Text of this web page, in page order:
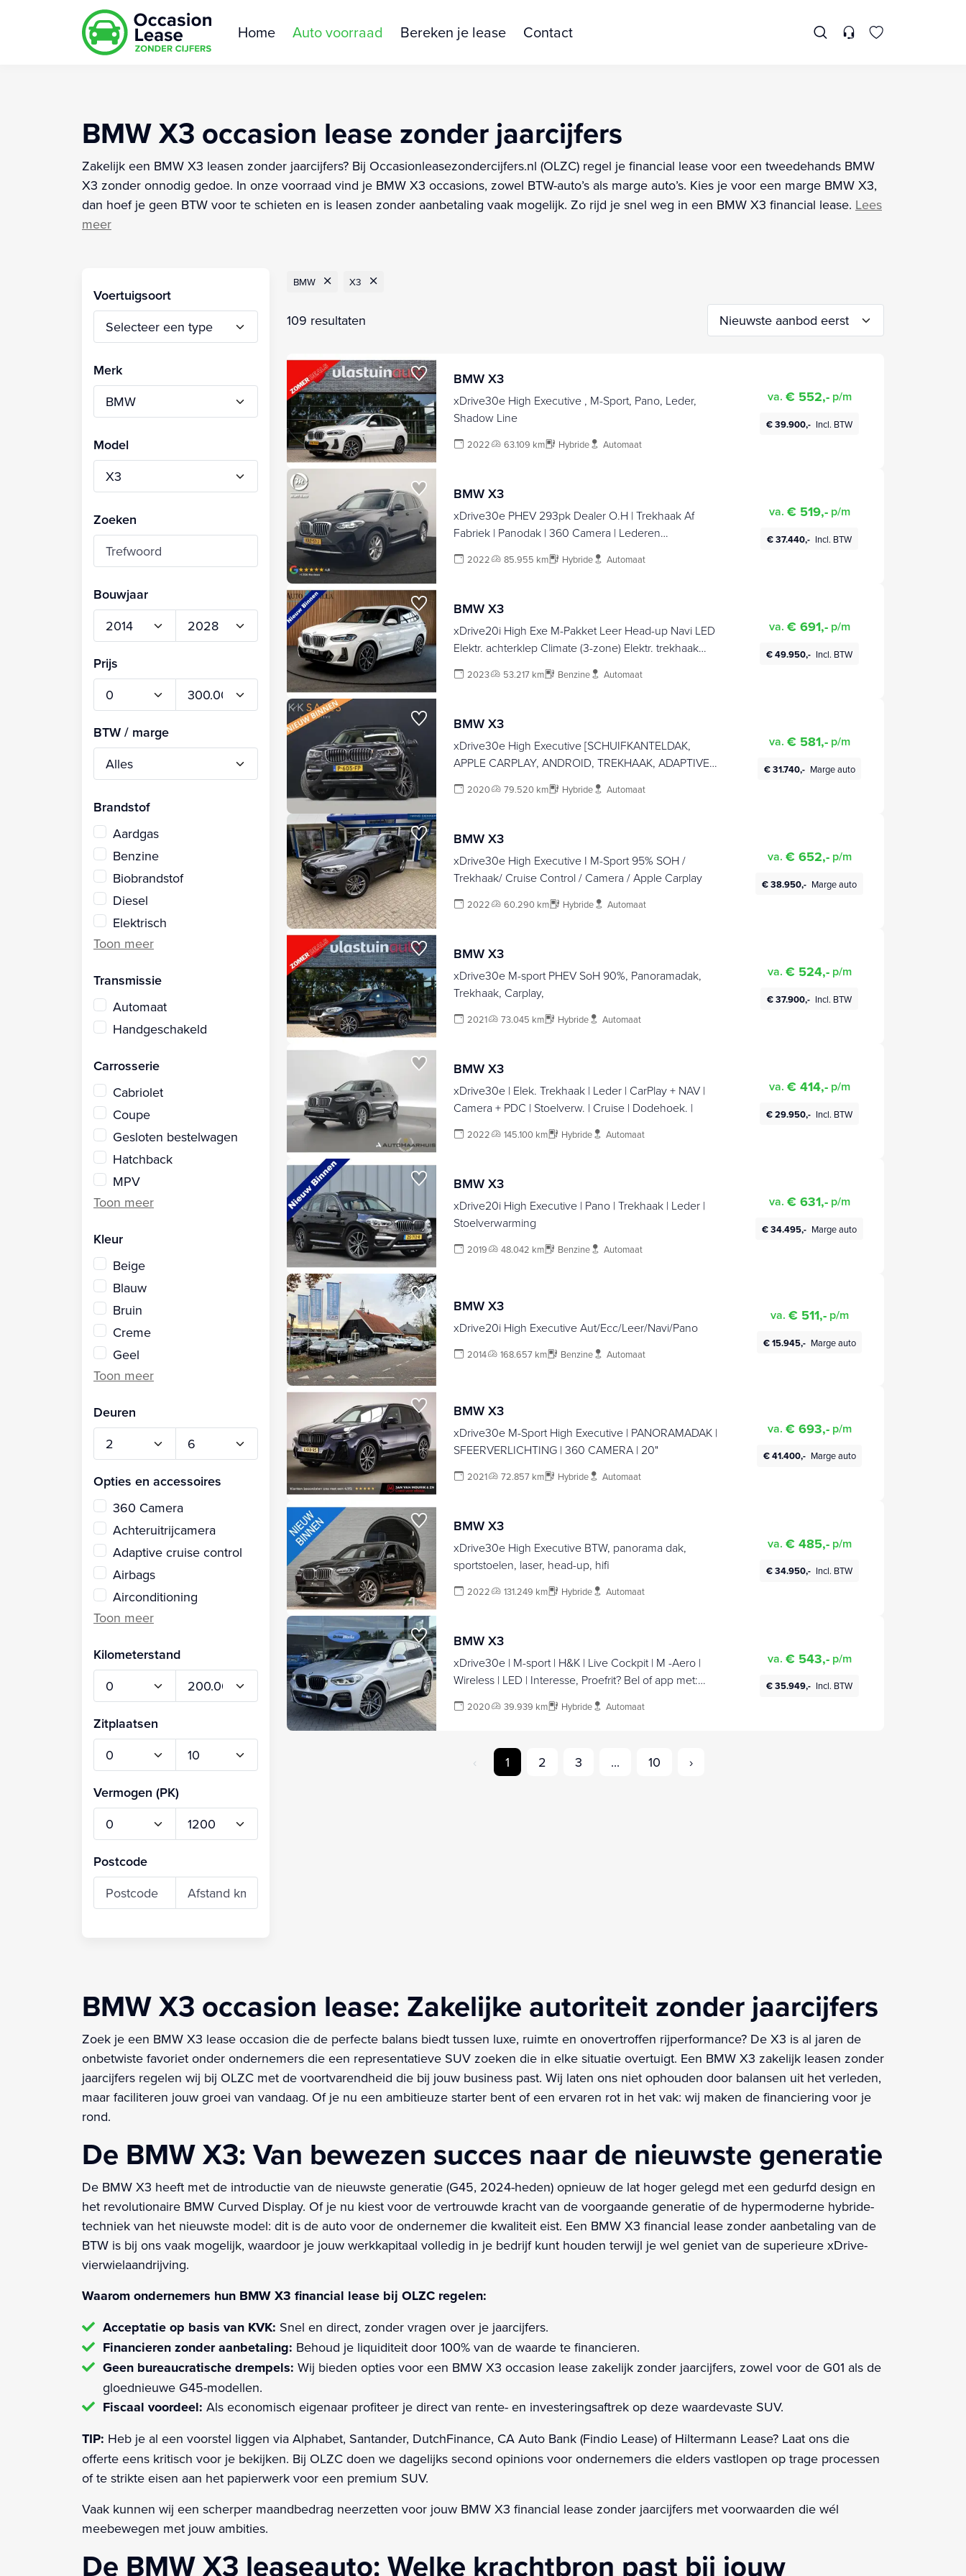
Home Auto voorraad Bereken je lease Contact
BMW X3 occasion lease zonder jaarcijfers
Zakelijk een BMW X3 leasen zonder jaarcijfers? Bij Occasionleasezondercijfers.nl (OLZC) regel je financial lease voor een tweedehands BMW
X3 zonder onnodig gedoe. In onze voorraad vind je BMW X3 occasions, zowel BTW-auto’s als marge auto’s. Kies je voor een marge BMW X3,
dan hoef je geen BTW voor te schieten en is leasen zonder aanbetaling vaak mogelijk. Zo rijd je snel weg in een BMW X3 financial lease. Lees
meer
Voertuigsoort
Merk
Model
Zoeken
Bouwjaar
Prijs
BTW / marge
Brandstof
Aardgas
Benzine
Biobrandstof
Diesel
Elektrisch
Transmissie
Automaat
Handgeschakeld
Carrosserie
Cabriolet
Coupe
Gesloten bestelwagen
Hatchback
MPV
Kleur
Beige
Blauw
Bruin
Creme
Geel
Deuren
Opties en accessoires
360 Camera
Achteruitrijcamera
Adaptive cruise control
Airbags
Airconditioning
Kilometerstand
Zitplaatsen
Vermogen (PK)
Postcode
BMW X3
109 resultaten
BMW X3
xDrive30e High Executive , M-Sport, Pano, Leder,
Shadow Line
2022 63.109 km Hybride Automaat
va. € 552,- p/m
€ 39.900,- Incl. BTW
BMW X3
xDrive30e PHEV 293pk Dealer O.H | Trekhaak Af
Fabriek | Panodak | 360 Camera | Lederen
Carplay | Virtual | Navigatie | DAB | 18"L.M | Plug In
2022 85.955 km Hybride Automaat
va. € 519,- p/m
€ 37.440,- Incl. BTW
BMW X3
xDrive20i High Exe M-Pakket Leer Head-up Navi LED
Elektr. achterklep Climate (3-zone) Elektr. trekhaak
2023 53.217 km Benzine Automaat
va. € 691,- p/m
€ 49.950,- Incl. BTW
BMW X3
xDrive30e High Executive [SCHUIFKANTELDAK,
APPLE CARPLAY, ANDROID, TREKHAAK, ADAPTIVE
DASH, ELEKTRISCHE ACHTERKLEP, GROOT
CONTROL,
2020 79.520 km Hybride Automaat
va. € 581,- p/m
€ 31.740,- Marge auto
BMW X3
xDrive30e High Executive I M-Sport 95% SOH /
Trekhaak/ Cruise Control / Camera / Apple Carplay
2022 60.290 km Hybride Automaat
va. € 652,- p/m
€ 38.950,- Marge auto
BMW X3
xDrive30e M-sport PHEV SoH 90%, Panoramadak,
Trekhaak, Carplay,
2021 73.045 km Hybride Automaat
va. € 524,- p/m
€ 37.900,- Incl. BTW
BMW X3
xDrive30e | Elek. Trekhaak | Leder | CarPlay + NAV |
Camera + PDC | Stoelverw. | Cruise | Dodehoek. |
2022 145.100 km Hybride Automaat
va. € 414,- p/m
€ 29.950,- Incl. BTW
BMW X3
xDrive20i High Executive | Pano | Trekhaak | Leder |
Stoelverwarming
2019 48.042 km Benzine Automaat
va. € 631,- p/m
€ 34.495,- Marge auto
BMW X3
xDrive20i High Executive Aut/Ecc/Leer/Navi/Pano
2014 168.657 km Benzine Automaat
va. € 511,- p/m
€ 15.945,- Marge auto
BMW X3
xDrive30e M-Sport High Executive | PANORAMADAK |
SFEERVERLICHTING | 360 CAMERA | 20"
2021 72.857 km Hybride Automaat
va. € 693,- p/m
€ 41.400,- Marge auto
BMW X3
xDrive30e High Executive BTW, panorama dak,
sportstoelen, laser, head-up, hifi
2022 131.249 km Hybride Automaat
va. € 485,- p/m
€ 34.950,- Incl. BTW
BMW X3
xDrive30e | M-sport | H&K | Live Cockpit | M -Aero |
Wireless | LED | Interesse, Proefrit? Bel of app met:
2020 39.939 km Hybride Automaat
va. € 543,- p/m
€ 35.949,- Incl. BTW
‹ 1 2 3 ... 10 ›
BMW X3 occasion lease: Zakelijke autoriteit zonder jaarcijfers
Zoek je een BMW X3 lease occasion die de perfecte balans biedt tussen luxe, ruimte en onovertroffen rijperformance? De X3 is al jaren de
onbetwiste favoriet onder ondernemers die een representatieve SUV zoeken die in elke situatie overtuigt. Een BMW X3 zakelijk leasen zonder
jaarcijfers regelen wij bij OLZC met de voortvarendheid die bij jouw business past. Wij laten ons niet ophouden door balansen uit het verleden,
maar faciliteren jouw groei van vandaag. Of je nu een ambitieuze starter bent of een ervaren rot in het vak: wij maken de financiering voor je
rond.
De BMW X3: Van bewezen succes naar de nieuwste generatie
De BMW X3 heeft met de introductie van de nieuwste generatie (G45, 2024-heden) opnieuw de lat hoger gelegd met een gedurfd design en
het revolutionaire BMW Curved Display. Of je nu kiest voor de vertrouwde kracht van de voorgaande generatie of de hypermoderne hybride-
techniek van het nieuwste model: dit is de auto voor de ondernemer die kwaliteit eist. Een BMW X3 financial lease zonder aanbetaling van de
BTW is bij ons vaak mogelijk, waardoor je jouw werkkapitaal volledig in je bedrijf kunt houden terwijl je wel geniet van de superieure xDrive-
vierwielaandrijving.
Waarom ondernemers hun BMW X3 financial lease bij OLZC regelen:
Acceptatie op basis van KVK: Snel en direct, zonder vragen over je jaarcijfers.
Financieren zonder aanbetaling: Behoud je liquiditeit door 100% van de waarde te financieren.
Geen bureaucratische drempels: Wij bieden opties voor een BMW X3 occasion lease zakelijk zonder jaarcijfers, zowel voor de G01 als de
gloednieuwe G45-modellen.
Fiscaal voordeel: Als economisch eigenaar profiteer je direct van rente- en investeringsaftrek op deze waardevaste SUV.
TIP: Heb je al een voorstel liggen via Alphabet, Santander, DutchFinance, CA Auto Bank (Findio Lease) of Hiltermann Lease? Laat ons die
offerte eens kritisch voor je bekijken. Bij OLZC doen we dagelijks second opinions voor ondernemers die elders vastlopen op trage processen
of te strikte eisen aan het papierwerk voor een premium SUV.
Vaak kunnen wij een scherper maandbedrag neerzetten voor jouw BMW X3 financial lease zonder jaarcijfers met voorwaarden die wél
meebewegen met jouw ambities.
De BMW X3 leaseauto: Welke krachtbron past bij jouw